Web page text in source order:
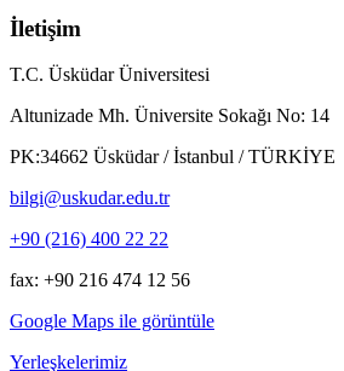
İletişim
T.C. Üsküdar Üniversitesi
Altunizade Mh. Üniversite Sokağı No: 14
PK:34662 Üsküdar / İstanbul / TÜRKİYE
bilgi@uskudar.edu.tr
+90 (216) 400 22 22
fax: +90 216 474 12 56
Google Maps ile görüntüle
Yerleşkelerimiz